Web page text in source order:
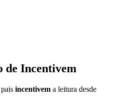
de Incentivem
incentivem a leitura desde